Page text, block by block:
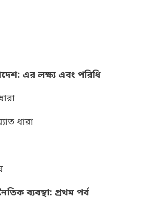
এর লক্ষ্য এবং পরিধি
ধারা
ব্যবস্থা: প্রথম পর্ব